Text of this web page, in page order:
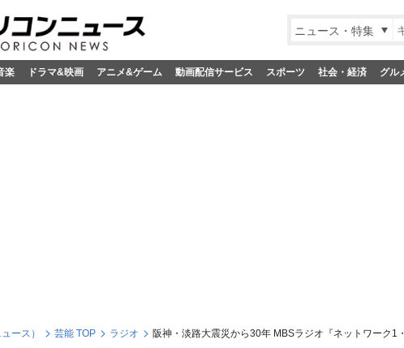
ニュース・特集
楽 ドラマ&映画 アニメ&ゲーム 動画配信サービス スポーツ 社会・経済 グル
ース） 芸能 TOP ラジオ 阪神・淡路大震災から30年 MBSラジオ『ネットワーク1